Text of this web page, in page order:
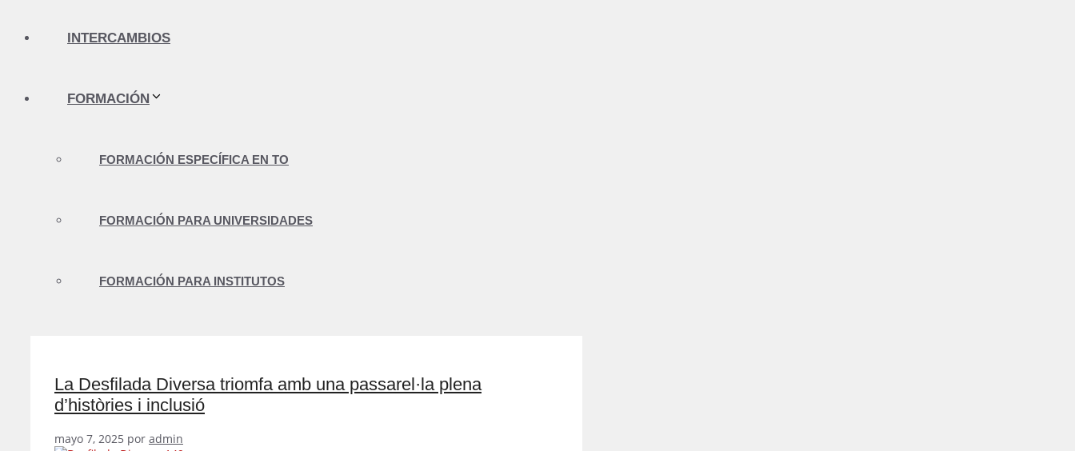
INTERCAMBIOS
FORMACIÓN
FORMACIÓN ESPECÍFICA EN TO
FORMACIÓN PARA UNIVERSIDADES
FORMACIÓN PARA INSTITUTOS
La Desfilada Diversa triomfa amb una passarel·la plena
d’històries i inclusió
mayo 7, 2025 por admin